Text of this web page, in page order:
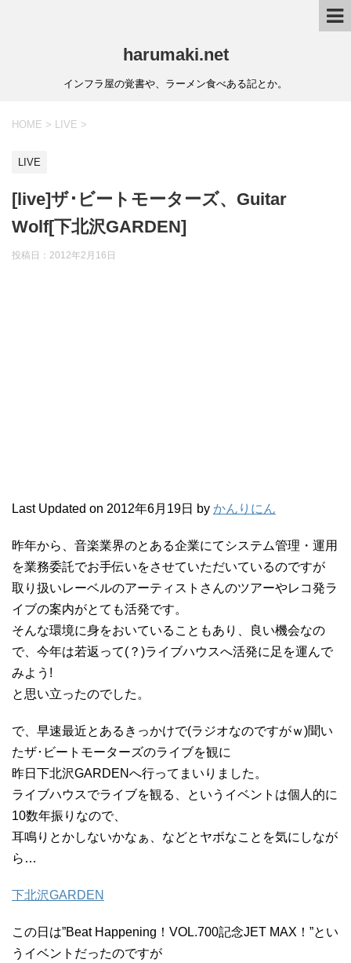
harumaki.net
インフラ屋の覚書や、ラーメン食べある記とか。
HOME > LIVE >
LIVE
[live]ザ･ビートモーターズ、Guitar
Wolf[下北沢GARDEN]
投稿日：2012年2月16日
Last Updated on 2012年6月19日 by かんりにん
昨年から、音楽業界のとある企業にてシステム管理・運用
を業務委託でお手伝いをさせていただいているのですが
取り扱いレーベルのアーティストさんのツアーやレコ発ラ
イブの案内がとても活発です。
そんな環境に身をおいていることもあり、良い機会なの
で、今年は若返って(？)ライブハウスへ活発に足を運んで
みよう!
と思い立ったのでした。
で、早速最近とあるきっかけで(ラジオなのですがｗ)聞い
たザ･ビートモーターズのライブを観に
昨日下北沢GARDENへ行ってまいりました。
ライブハウスでライブを観る、というイベントは個人的に
10数年振りなので、
耳鳴りとかしないかなぁ、などとヤボなことを気にしなが
ら…
下北沢GARDEN
この日は”Beat Happening！VOL.700記念JET MAX！”とい
うイベントだったのですが